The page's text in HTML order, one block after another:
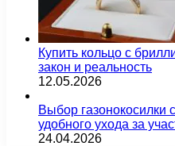
Купить кольцо с
закон и реальность
12.05.2026
Выбор газонокосилки
удобного ухода за
24.04.2026